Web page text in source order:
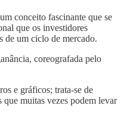
conceito fascinante que se
que os investidores
de um ciclo de mercado.
coreografada pelo
e gráficos; trata-se de
que muitas vezes podem levar